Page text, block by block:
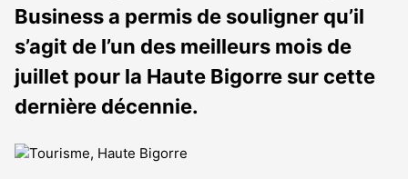
Business a permis de souligner qu’il
s’agit de l’un des meilleurs mois de
juillet pour la Haute Bigorre sur cette
dernière décennie.